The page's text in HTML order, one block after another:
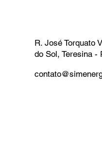
R. José Torquato
do Sol, Teresina -